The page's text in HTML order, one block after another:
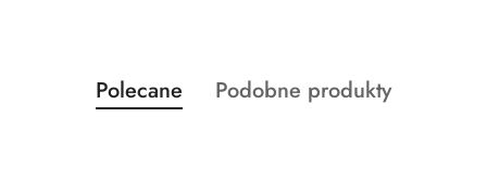
Pomiń karuzelę produktów
Produkty
o
Polecane
Produkty
Podobne produkty